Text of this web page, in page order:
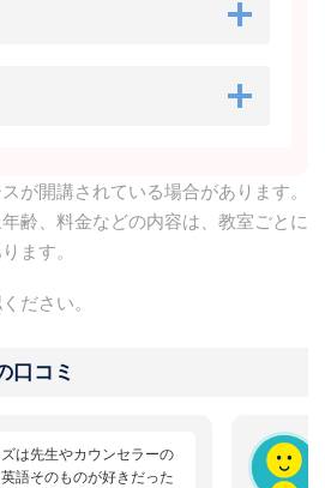
が開講されている場合があります。
齢、料金などの内容は、教室ごとに
ます。
ださい。
口コミ
は先生やカウンセラーの
語そのものが好きだった